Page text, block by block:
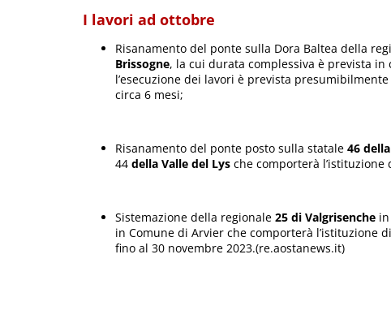
I lavori ad ottobre
Risanamento del ponte sulla Dora Baltea della
Brissogne, la cui durata complessiva è prevista
l’esecuzione dei lavori è prevista
circa 6 mesi;
Risanamento del ponte posto sulla statale 46
44 della Valle del Lys che comporterà
Sistemazione della regionale 25 di Valgrisenche
in Comune di Arvier che comporterà l’istituzione
fino al 30 novembre 2023.(re.aostanews.it)